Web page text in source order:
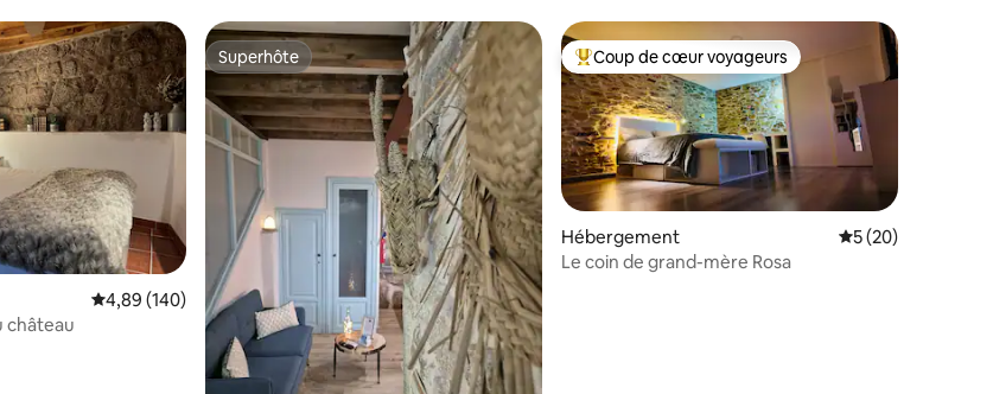
de 3 commentaires : 4,67 sur 5
Évaluation moyenne sur la base de 140 commentaires : 4,89 sur 5
4,89 (140)
château
Superhôte
Superhôte Coups de cœur voyageurs les plus appréciés
Coup de cœur voyageurs
Hébergement Évaluation
5 (20)
Le coin de grand-mère Rosa